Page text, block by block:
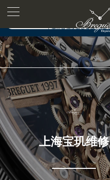
节假日正常营业！
上海宝玑维修